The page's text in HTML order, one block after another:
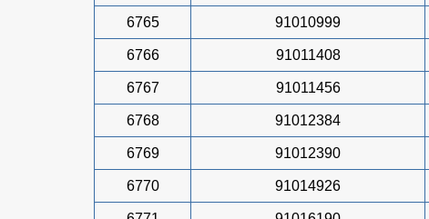
6765 91010999
6766 91011408
6767 91011456
6768 91012384
6769 91012390
6770 91014926